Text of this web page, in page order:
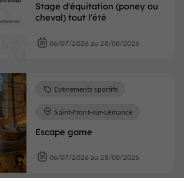
Stage d'équitation (poney ou
cheval) tout l'été
06/07/2026 au 28/08/2026
Escape game
Evènements sportifs
Saint-Front-sur-Lémance
06/07/2026 au 28/08/2026